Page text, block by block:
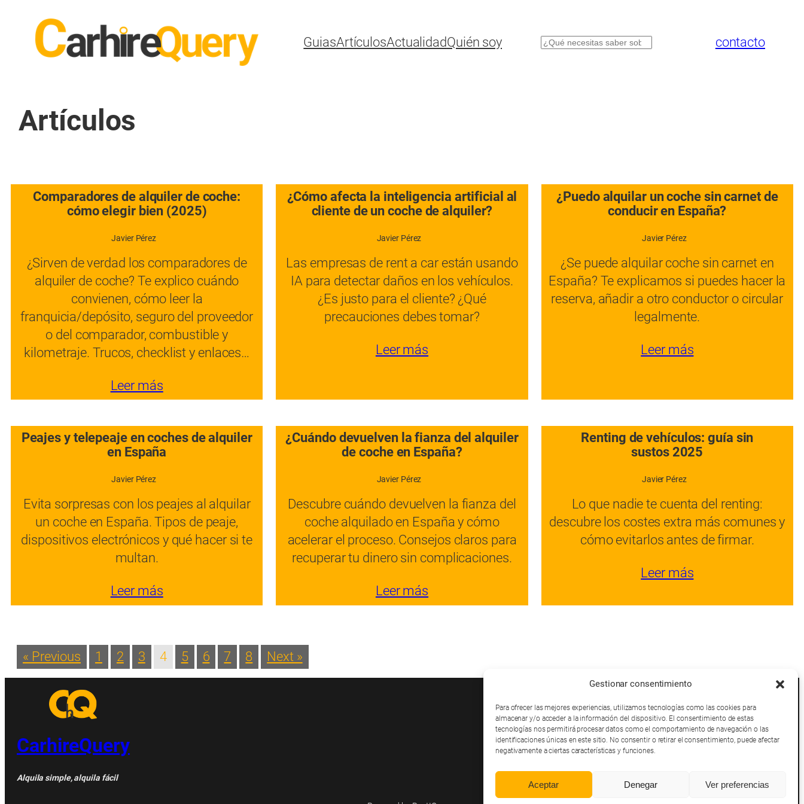
Gestionar consentimiento
Para ofrecer las mejores experiencias, utilizamos tecnologías como las cookies para
almacenar y/o acceder a la información del dispositivo. El consentimiento de estas
tecnologías nos permitirá procesar datos como el comportamiento de navegación o las
identificaciones únicas en este sitio. No consentir o retirar el consentimiento, puede afectar
negativamente a ciertas características y funciones.
Aceptar Denegar Ver preferencias
GuiasArtículosActualidadQuién soy Buscar contacto
Artículos
Comparadores de alquiler de coche:
cómo elegir bien (2025)
Javier Pérez
¿Sirven de verdad los comparadores de
alquiler de coche? Te explico cuándo
convienen, cómo leer la
franquicia/depósito, seguro del proveedor
o del comparador, combustible y
kilometraje. Trucos, checklist y enlaces…
Leer más
¿Cómo afecta la inteligencia artificial al
cliente de un coche de alquiler?
Javier Pérez
Las empresas de rent a car están usando
IA para detectar daños en los vehículos.
¿Es justo para el cliente? ¿Qué
precauciones debes tomar?
Leer más
¿Puedo alquilar un coche sin carnet de
conducir en España?
Javier Pérez
¿Se puede alquilar coche sin carnet en
España? Te explicamos si puedes hacer la
reserva, añadir a otro conductor o circular
legalmente.
Leer más
Peajes y telepeaje en coches de alquiler
en España
Javier Pérez
Evita sorpresas con los peajes al alquilar
un coche en España. Tipos de peaje,
dispositivos electrónicos y qué hacer si te
multan.
Leer más
¿Cuándo devuelven la fianza del alquiler
de coche en España?
Javier Pérez
Descubre cuándo devuelven la fianza del
coche alquilado en España y cómo
acelerar el proceso. Consejos claros para
recuperar tu dinero sin complicaciones.
Leer más
Renting de vehículos: guía sin
sustos 2025
Javier Pérez
Lo que nadie te cuenta del renting:
descubre los costes extra más comunes y
cómo evitarlos antes de firmar.
Leer más
« Previous 1 2 3 4 5 6 7 8 Next »
CarhireQuery
Alquila simple, alquila fácil
Política de Cookies
Politica de Privacidad
Política de afiliación
Aviso Legal